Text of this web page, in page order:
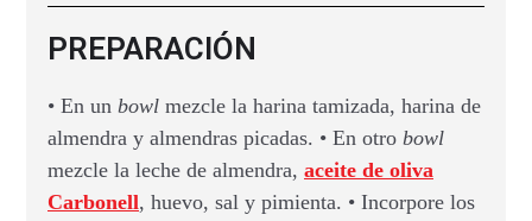
PREPARACIÓN
• En un bowl mezcle la harina tamizada, harina de
almendra y almendras picadas. • En otro bowl
mezcle la leche de almendra, aceite de oliva
Carbonell, huevo, sal y pimienta. • Incorpore los